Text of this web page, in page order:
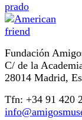
Fundación
C/ de la
28014 Madrid,
Tfn: +34 91 420